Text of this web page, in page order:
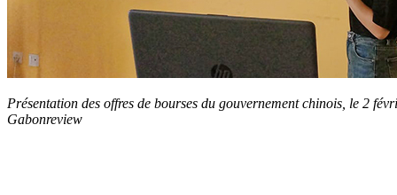
Présentation des offres de bourses du gouvernement chinois, le 2
Gabonreview